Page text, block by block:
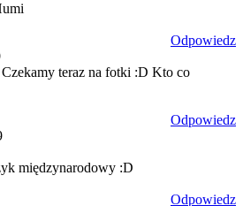
Odpowiedz
teraz na fotki :D Kto co
Odpowiedz
międzynarodowy :D
Odpowiedz